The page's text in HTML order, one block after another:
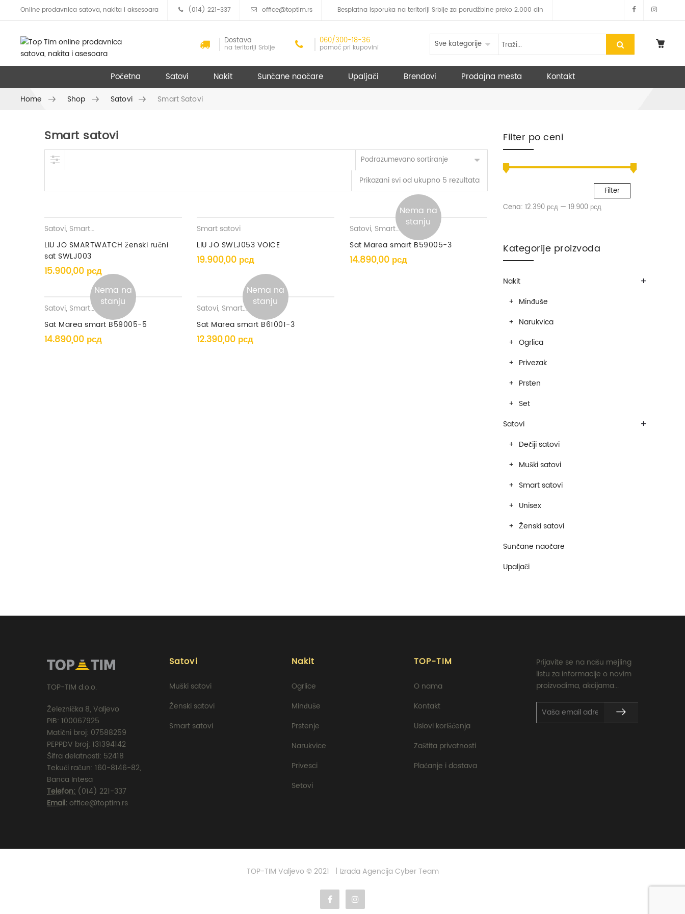
Online prodavnica satova, nakita i aksesoara (014) 221-337 office@toptim.rs Besplatna isporuka na teritoriji Srbije za porudžbine preko 2.000 din
Dostava
na teritoriji Srbije
060/300-18-36
pomoć pri kupovini Sve kategorije
Početna Satovi Nakit Sunčane naočare Upaljači Brendovi Prodajna mesta Kontakt
Home Shop Satovi Smart Satovi
Skip to content
Smart satovi
Podrazumevano sortiranje
Prikazani svi od ukupno 5 rezultata
Satovi, Smart satovi
LIU JO SMARTWATCH ženski ručni
sat SWLJ003
15.900,00 рсд
Smart satovi
LIU JO SWLJ053 VOICE
19.900,00 рсд
Nema na
stanju
Satovi, Smart satovi
Sat Marea smart B59005-3
14.890,00 рсд
Nema na
stanju
Satovi, Smart satovi
Sat Marea smart B59005-5
14.890,00 рсд
Nema na
stanju
Satovi, Smart satovi
Sat Marea smart B61001-3
12.390,00 рсд
Filter po ceni
Filter
Cena: 12.390 рсд — 19.900 рсд
Kategorije proizvoda
+
Nakit
Minđuše
Narukvica
Ogrlica
Privezak
Prsten
Set
+
Satovi
Dečiji satovi
Muški satovi
Smart satovi
Unisex
Ženski satovi
Sunčane naočare
Upaljači
TOP-TIM d.o.o.
Železnička 8, Valjevo
PIB: 100067925
Matični broj: 07588259
PEPPDV broj: 131394142
Šifra delatnosti: 52418
Tekući račun: 160-8146-82,
Banca Intesa
Telefon: (014) 221-337
Email: office@toptim.rs
Satovi
Muški satovi
Ženski satovi
Smart satovi
Nakit
Ogrlice
Minđuše
Prstenje
Narukvice
Privesci
Setovi
TOP-TIM
O nama
Kontakt
Uslovi korišćenja
Zaštita privatnosti
Plaćanje i dostava
Prijavite se na našu mejling
listu za informacije o novim
proizvodima, akcijama...
TOP-TIM Valjevo © 2021 | Izrada Agencija Cyber Team